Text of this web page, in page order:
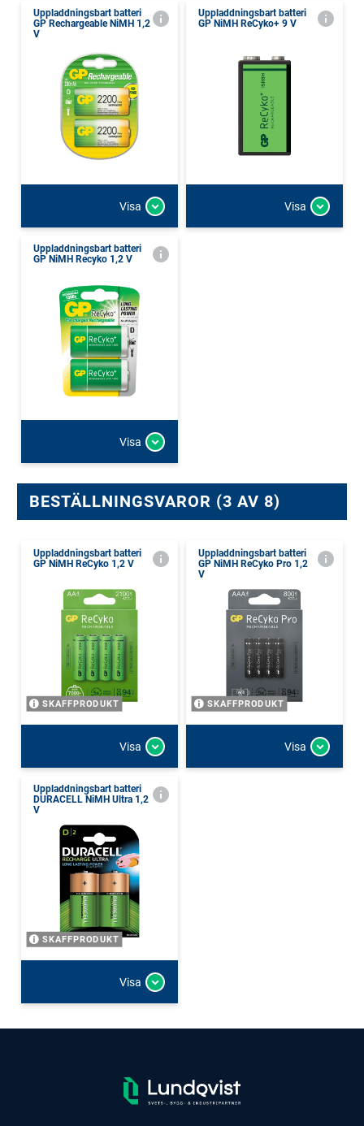
Uppladdningsbart batteri
GP Rechargeable NiMH 1,2
V
Visa
Uppladdningsbart batteri
GP NiMH ReCyko+ 9 V
Visa
Uppladdningsbart batteri
GP NiMH Recyko 1,2 V
Visa
BESTÄLLNINGSVAROR (3 AV 8)
Uppladdningsbart batteri
GP NiMH ReCyko 1,2 V
SKAFFPRODUKT
Visa
Uppladdningsbart batteri
GP NiMH ReCyko Pro 1,2
V
SKAFFPRODUKT
Visa
Uppladdningsbart batteri
DURACELL NiMH Ultra 1,2
V
SKAFFPRODUKT
Visa